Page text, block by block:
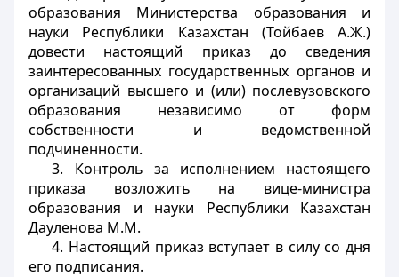
образования Министерства образования и
науки Республики Казахстан (Тойбаев А.Ж.)
довести настоящий приказ до сведения
заинтересованных государственных органов и
организаций высшего и (или) послевузовского
образования независимо от форм
собственности и ведомственной
подчиненности.
3. Контроль за исполнением настоящего
приказа возложить на вице-министра
образования и науки Республики Казахстан
Дауленова М.М.
4. Настоящий приказ вступает в силу со дня
его подписания.